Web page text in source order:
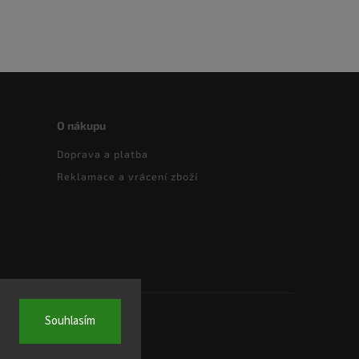
Souhlasím
O nákupu
Doprava a platba
Reklamace a vrácení zboží